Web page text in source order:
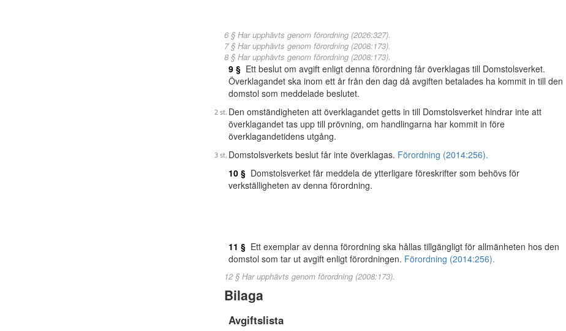
6 § Har upphävts genom förordning (2026:327).
7 § Har upphävts genom förordning (2008:173).
8 § Har upphävts genom förordning (2008:173).
9 § Ett beslut om avgift enligt denna förordning får överklagas till Domstolsverket.
Överklagandet ska inom ett år från den dag då avgiften betalades ha kommit in till den
domstol som meddelade beslutet.
Den omständigheten att överklagandet getts in till Domstolsverket hindrar inte att
överklagandet tas upp till prövning, om handlingarna har kommit in före
överklagandetidens utgång.
Domstolsverkets beslut får inte överklagas. Förordning (2014:256).
10 § Domstolsverket får meddela de ytterligare föreskrifter som behövs för
verkställigheten av denna förordning.
11 § Ett exemplar av denna förordning ska hållas tillgängligt för allmänheten hos den
domstol som tar ut avgift enligt förordningen. Förordning (2014:256).
12 § Har upphävts genom förordning (2008:173).
Bilaga
Avgiftslista